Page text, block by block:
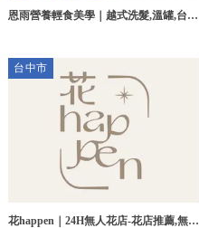
恩雨營養輕食美學｜越式洗髮,溫罐,台中
台中市
花happen｜24H無人花店-花店推薦,無人